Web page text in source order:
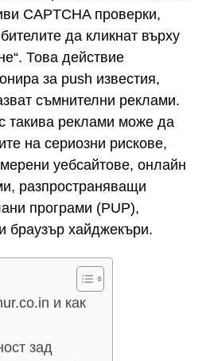
CAPTCHA проверки,
да кликнат върху
Това действие
за push известия,
съмнителни реклами.
такива реклами може да
на сериозни рискове,
уебсайтове, онлайн
разпространяващи
програми (PUP),
браузър хайджекъри.
и как
зад